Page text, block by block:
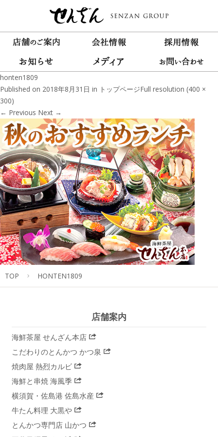
honten1809
Published on 2018年8月31日 in トップページFull resolution (400 ×
300)
← Previous Next →
TOP HONTEN1809
店舗案内
海鮮茶屋 せんざん本店
こだわりのとんかつ かつ泉
焼肉屋 熱烈カルビ
海鮮と串焼 海風季
横須賀・佐島港 佐島水産
牛たん料理 大黒や
とんかつ専門店 山かつ